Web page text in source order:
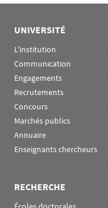
UNIVERSITÉ
L'institution
Communication
Engagements
Recrutements
Concours
Marchés publics
Annuaire
Enseignants chercheurs
RECHERCHE